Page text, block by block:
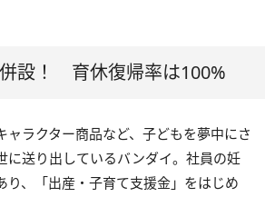
設！ 育休復帰率は100%
ャラクター商品など、子どもを夢中にさ
に送り出しているバンダイ。社員の妊
り、「出産・子育て支援金」をはじめ